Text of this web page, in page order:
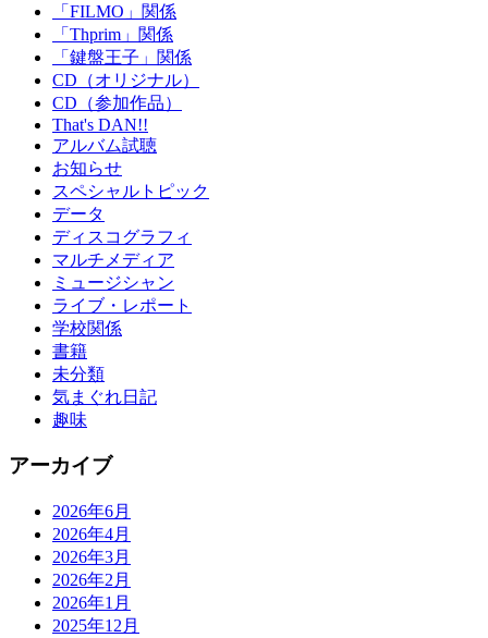
「FILMO」関係
「Thprim」関係
「鍵盤王子」関係
CD（オリジナル）
CD（参加作品）
That's DAN!!
アルバム試聴
お知らせ
スペシャルトピック
データ
ディスコグラフィ
マルチメディア
ミュージシャン
ライブ・レポート
学校関係
書籍
未分類
気まぐれ日記
趣味
アーカイブ
2026年6月
2026年4月
2026年3月
2026年2月
2026年1月
2025年12月